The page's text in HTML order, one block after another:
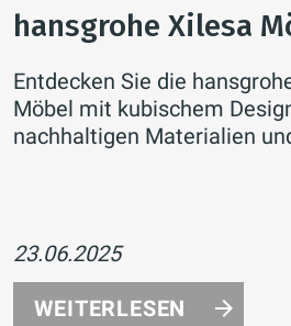
hansgrohe Xilesa
Entdecken Sie die
Möbel mit kubischem
nachhaltigen Materialien
23.06.2025
WEITERLESEN